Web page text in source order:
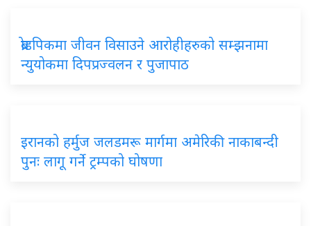
ब्रोडपिकमा जीवन विसाउने आरोहीहरुको सम्झनामा
न्युयोकमा दिपप्रज्वलन र पुजापाठ
इरानको हर्मुज जलडमरू मार्गमा अमेरिकी नाकाबन्दी
पुनः लागू गर्ने ट्रम्पको घोषणा